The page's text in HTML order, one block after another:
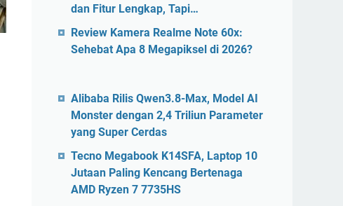
dan Fitur Lengkap, Tapi…
Review Kamera Realme Note 60x:
Sehebat Apa 8 Megapiksel di 2026?
Alibaba Rilis Qwen3.8-Max, Model AI
Monster dengan 2,4 Triliun Parameter
yang Super Cerdas
Tecno Megabook K14SFA, Laptop 10
Jutaan Paling Kencang Bertenaga
AMD Ryzen 7 7735HS